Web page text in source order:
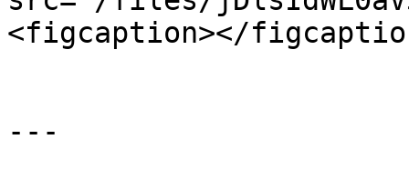
<figcaption></
---